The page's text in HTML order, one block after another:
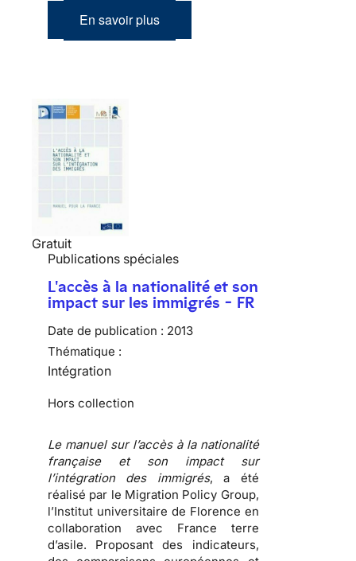
En savoir plus
Gratuit
Publications spéciales
L'accès à la nationalité et son
impact sur les immigrés - FR
Date de publication : 2013
Thématique :
Intégration
Hors collection
Le manuel sur l’accès à la nationalité
française et son impact sur
l’intégration des immigrés, a été
réalisé par le Migration Policy Group,
l’Institut universitaire de Florence en
collaboration avec France terre
d’asile. Proposant des indicateurs,